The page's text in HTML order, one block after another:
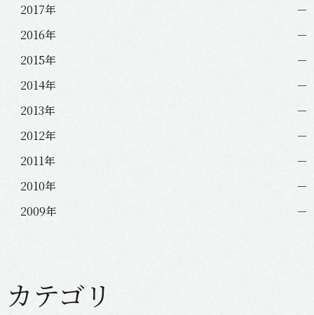
2017年
2016年
2015年
2014年
2013年
2012年
2011年
2010年
2009年
カテゴリ